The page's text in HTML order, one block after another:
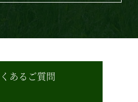
あるご質問